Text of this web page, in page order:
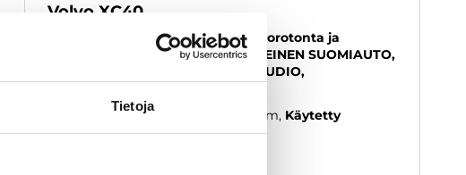
Tietoja
Volvo XC40
Recharge Single Core aut - 6 kk korotonta ja
kulutonta maksuaikaa! - 1-OMISTEINEN SUOMIAUTO,
ALV, LED, HIGH PERFORMANCE AUDIO,
, Automaatti, Sähkö, 84 000 km Käytetty